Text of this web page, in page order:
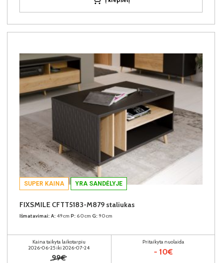
SUPER KAINA YRA SANDĖLYJE
FIXSMILE CFTT5183-M879 staliukas
Išmatavimai: A: 49cm P: 60cm G: 90cm
Kaina taikyta laikotarpiu
2026-06-25 iki 2026-07-24
99€
Pritaikyta nuolaida
- 10€